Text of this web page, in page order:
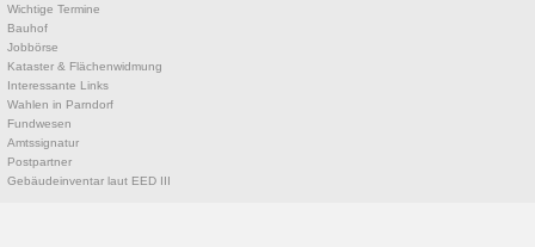
Wichtige Termine
Bauhof
Jobbörse
Kataster & Flächenwidmung
Interessante Links
Wahlen in Parndorf
Fundwesen
Amtssignatur
Postpartner
Gebäudeinventar laut EED III